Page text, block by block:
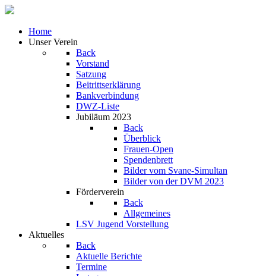
Home
Unser Verein
Back
Vorstand
Satzung
Beitrittserklärung
Bankverbindung
DWZ-Liste
Jubiläum 2023
Back
Überblick
Frauen-Open
Spendenbrett
Bilder vom Svane-Simultan
Bilder von der DVM 2023
Förderverein
Back
Allgemeines
LSV Jugend Vorstellung
Aktuelles
Back
Aktuelle Berichte
Termine